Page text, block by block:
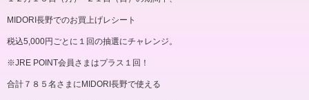
MIDORI長野でのお買上げレシート
税込5,000円ごとに１回の抽選にチャレンジ。
※JRE POINT会員さまはプラス１回！
合計７８５名さまにMIDORI長野で使える